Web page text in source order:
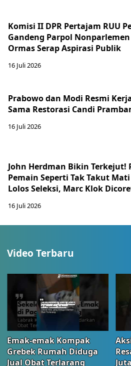
Komisi II DPR Pertajam RUU
Gandeng Parpol
Ormas Serap Aspirasi Publik
16 Juli 2026
Prabowo dan Modi Resmi
Sama Restorasi Candi
16 Juli 2026
John Herdman Bikin Terkejut!
Pemain Seperti Tak Takut
Lolos Seleksi, Marc Klok
16 Juli 2026
Video Terbaru
Emak-emak Kompak
Grebek Rumah Diduga
Jual Obat Terlarang